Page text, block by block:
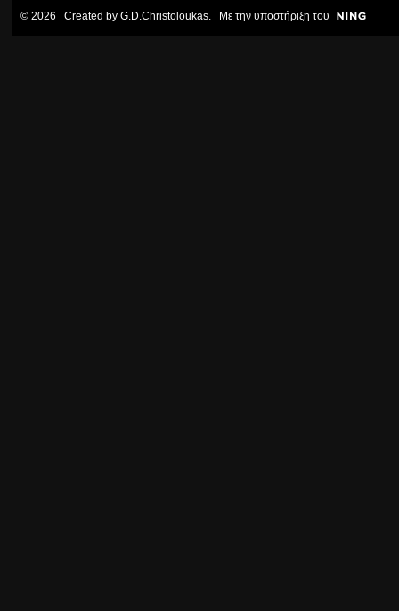
© 2026 Created by G.D.Christoloukas. Με την υποστήριξη του